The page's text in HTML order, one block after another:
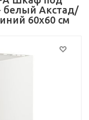
белый Акстад/
60x60 см